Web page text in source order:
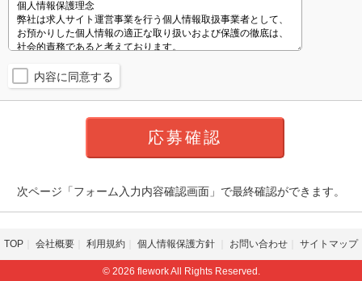
内容に同意する
次ページ「フォーム入力内容確認画面」で最終確認ができます。
TOP 会社概要 利用規約 個人情報保護方針 お問い合わせ サイトマップ
© 2026 flework All Rights Reserved.